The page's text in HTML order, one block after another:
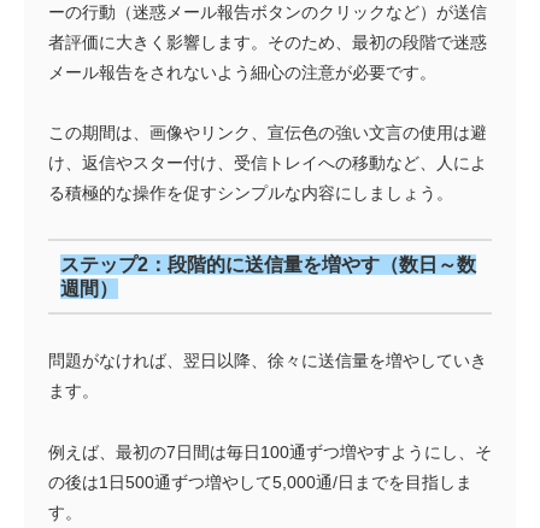
ーの行動（迷惑メール報告ボタンのクリックなど）が送信
者評価に大きく影響します。そのため、最初の段階で迷惑
メール報告をされないよう細心の注意が必要です。
この期間は、画像やリンク、宣伝色の強い文言の使用は避
け、返信やスター付け、受信トレイへの移動など、人によ
る積極的な操作を促すシンプルな内容にしましょう。
ステップ2：段階的に送信量を増やす（数日～数
週間）
問題がなければ、翌日以降、徐々に送信量を増やしていき
ます。
例えば、最初の7日間は毎日100通ずつ増やすようにし、そ
の後は1日500通ずつ増やして5,000通/日までを目指しま
す。